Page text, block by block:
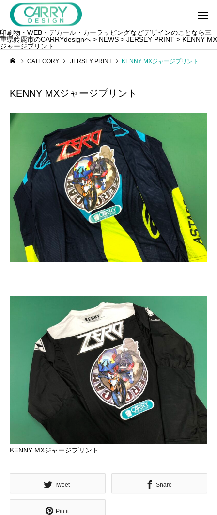
印刷物・WEB・デカール・カーラッピングなどデザインのことなら三
重県鈴鹿市のCARRYdesignへ > NEWS > JERSEY PRINT > KENNY MX
ジャージプリント
CATEGORY JERSEY PRINT KENNY MXジャージプリント
KENNY MXジャージプリント
KENNY MXジャージプリント
Tweet Share
Pin it